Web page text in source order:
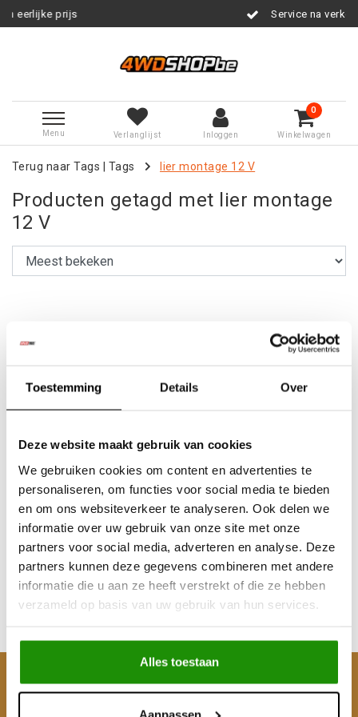
Toestemming Details Over
Deze website maakt gebruik van cookies
We gebruiken cookies om content en advertenties te
personaliseren, om functies voor social media te bieden
en om ons websiteverkeer te analyseren. Ook delen we
informatie over uw gebruik van onze site met onze
partners voor social media, adverteren en analyse. Deze
partners kunnen deze gegevens combineren met andere
informatie die u aan ze heeft verstrekt of die ze hebben
verzameld op basis van uw gebruik van hun services.
Alles toestaan
Aanpassen
prijs Service na verkoop
Menu Verlanglijst Inloggen
0
Winkelwagen
Terug naar Tags Tags lier montage 12 V
Producten getagd met lier montage
12 V
Sale
MUDTEC SRX13500
Winch, 6123 kg, 7.2HP,
12V, Wireless Clutch
€981,82 €899,17
Excl. btw
€1.188,00 €1.088,00
Klantenservice